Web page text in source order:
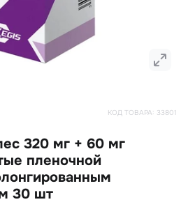
КОД ТОВАРА: 33801
320 мг + 60 мг
пленочной
30 шт